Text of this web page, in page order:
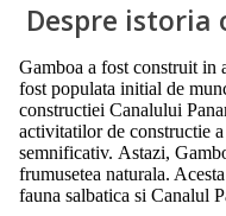
Despre istoria
Gamboa a fost construit in
fost populata initial de
constructiei Canalului
activitatilor de constructie
semnificativ. Astazi,
frumusetea naturala.
fauna salbatica si Canalul